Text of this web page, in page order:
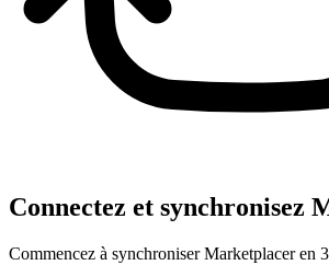
Connectez et synchronisez
Commencez à synchroniser Marketplacer en